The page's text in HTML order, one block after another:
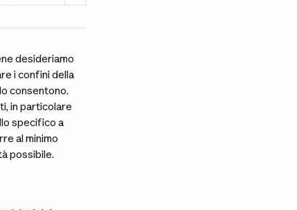
desideriamo
i confini della
consentono.
in particolare
specifico a
al minimo
possibile.